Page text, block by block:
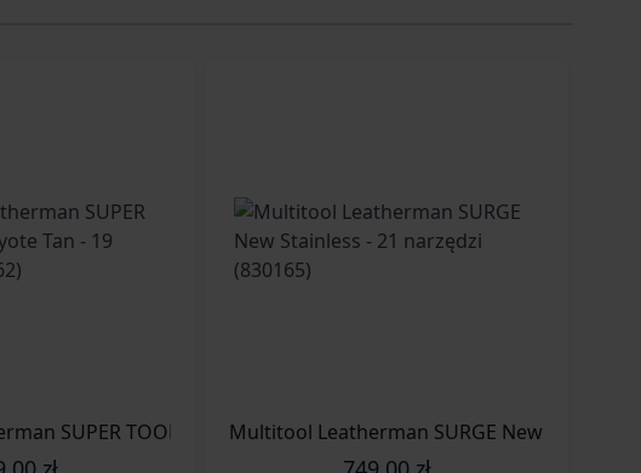
Multitool Leatherman SUPER TOOL 300 EOD Black - 19 narzędzi (831369) Multitool Leatherman SUPER TOOL 300M Coyote Tan - 19 narzędzi (832762)